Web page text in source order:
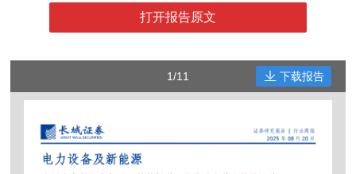
打开报告原文
1/11 下载报告